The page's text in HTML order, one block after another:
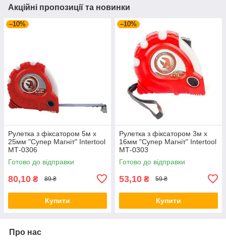
Акційні пропозиції та новинки
–10%
Рулетка з фіксатором 5м х
25мм "Супер Магніт" Intertool
МТ-0306
Готово до відправки
80,10 ₴ 89 ₴
Купити
–10%
Рулетка з фіксатором 3м х
16мм "Супер Магніт" Intertool
МТ-0303
Готово до відправки
53,10 ₴ 59 ₴
Купити
Про нас